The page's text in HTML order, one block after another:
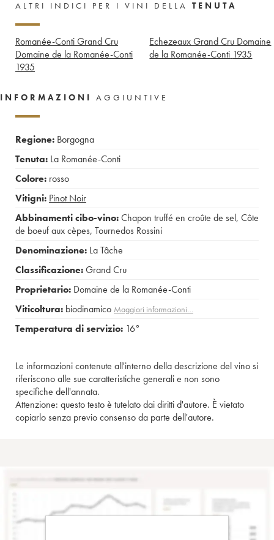
ALTRI INDICI PER I VINI DELLA TENUTA
Romanée-Conti Grand Cru
Domaine de la Romanée-Conti
1935
Echezeaux Grand Cru Domaine
de la Romanée-Conti 1935
INFORMAZIONI AGGIUNTIVE
Regione: Borgogna
Tenuta: La Romanée-Conti
Colore: rosso
Vitigni: Pinot Noir
Abbinamenti cibo-vino:Chapon truffé en croûte de sel, Côte
de boeuf aux cèpes, Tournedos Rossini
Denominazione: La Tâche
Classificazione:Grand Cru
Proprietario: Domaine de la Romanée-Conti
Viticoltura: biodinamico Maggiori informazioni…
Temperatura di servizio: 16°
Le informazioni contenute all'interno della descrizione del vino si
riferiscono alle sue caratteristiche generali e non sono
specifiche dell'annata.
Attenzione: questo testo è tutelato dai diritti d'autore. È vietato
copiarlo senza previo consenso da parte dell'autore.